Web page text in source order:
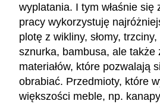
wyplatania. I tym właśnie się
pracy wykorzystuję
plotę z wikliny, słomy,
sznurka, bambusa, ale także
materiałów, które pozwalają
obrabiać. Przedmioty, które
większości meble, np.